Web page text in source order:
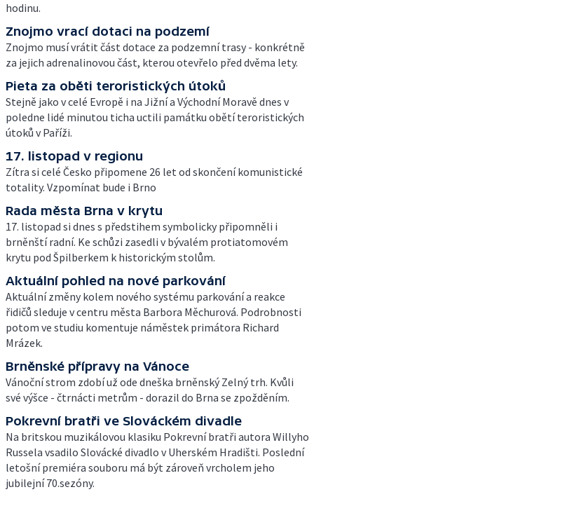
hodinu.
Znojmo vrací dotaci na podzemí
Znojmo musí vrátit část dotace za podzemní trasy - konkrétně
za jejich adrenalinovou část, kterou otevřelo před dvěma lety.
Pieta za oběti teroristických útoků
Stejně jako v celé Evropě i na Jižní a Východní Moravě dnes v
poledne lidé minutou ticha uctili památku obětí teroristických
útoků v Paříži.
17. listopad v regionu
Zítra si celé Česko připomene 26 let od skončení komunistické
totality. Vzpomínat bude i Brno
Rada města Brna v krytu
17. listopad si dnes s předstihem symbolicky připomněli i
brněnští radní. Ke schůzi zasedli v bývalém protiatomovém
krytu pod Špilberkem k historickým stolům.
Aktuální pohled na nové parkování
Aktuální změny kolem nového systému parkování a reakce
řidičů sleduje v centru města Barbora Měchurová. Podrobnosti
potom ve studiu komentuje náměstek primátora Richard
Mrázek.
Brněnské přípravy na Vánoce
Vánoční strom zdobí už ode dneška brněnský Zelný trh. Kvůli
své výšce - čtrnácti metrům - dorazil do Brna se zpožděním.
Pokrevní bratři ve Slováckém divadle
Na britskou muzikálovou klasiku Pokrevní bratři autora Willyho
Russela vsadilo Slovácké divadlo v Uherském Hradišti. Poslední
letošní premiéra souboru má být zároveň vrcholem jeho
jubilejní 70.sezóny.